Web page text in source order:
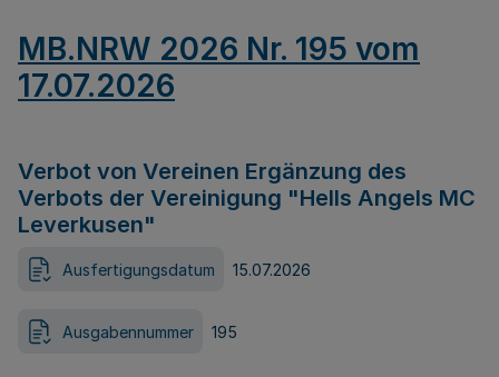
MB.NRW 2026 Nr. 195 vom
17.07.2026
Verbot von Vereinen Ergänzung des
Verbots der Vereinigung "Hells Angels MC
Leverkusen"
Ausfertigungsdatum 15.07.2026
Ausgabennummer 195